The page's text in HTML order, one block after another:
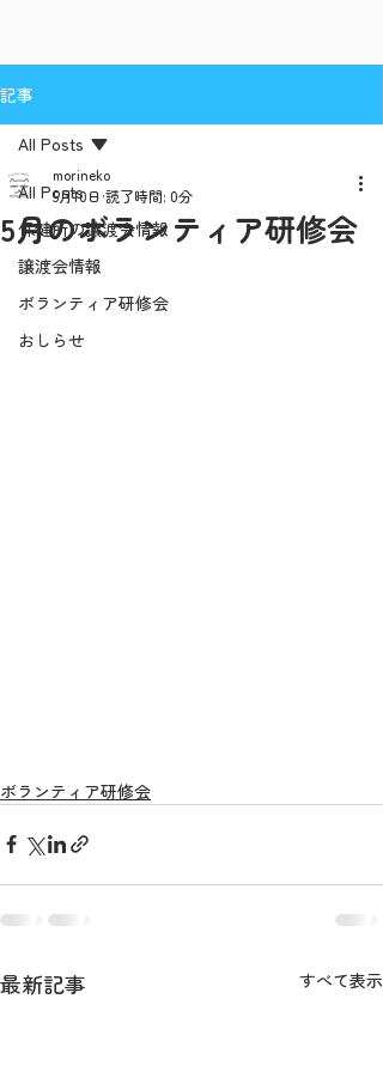
記事
All Posts
保健所の譲渡会情報
譲渡会情報
ボランティア研修会
おしらせ
All Posts
5月のボランティア研修会
morineko
5月10日 読了時間: 0分
ボランティア研修会
最新記事 すべて表示